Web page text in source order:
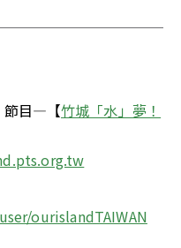
節目—【竹城「水」夢！
ourislandTAIWAN